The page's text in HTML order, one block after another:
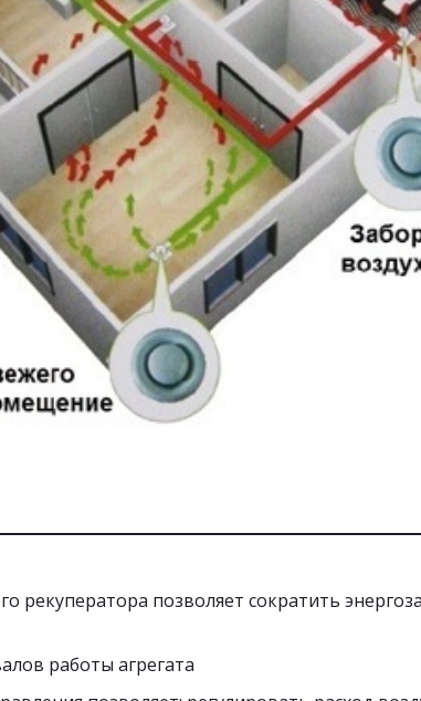
рекуператора позволяет сократить
работы агрегата